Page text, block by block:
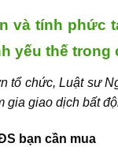
và tính phức
yếu thế trong
tổ chức, Luật sư
giagiao dịch bất
bạn cần mua